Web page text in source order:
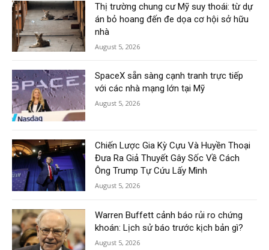
Thị trường chung cư Mỹ suy thoái: từ dự
án bỏ hoang đến đe dọa cơ hội sở hữu
nhà
August 5, 2026
SpaceX sẵn sàng cạnh tranh trực tiếp
với các nhà mạng lớn tại Mỹ
August 5, 2026
Chiến Lược Gia Kỳ Cựu Và Huyền Thoại
Đưa Ra Giả Thuyết Gây Sốc Về Cách
Ông Trump Tự Cứu Lấy Mình
August 5, 2026
Warren Buffett cảnh báo rủi ro chứng
khoán: Lịch sử báo trước kịch bản gì?
August 5, 2026